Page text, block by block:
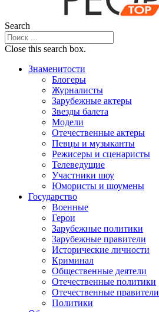
Search
Close this search box.
Знаменитости
Блогеры
Журналисты
Зарубежные актеры
Звезды балета
Модели
Отечественные актеры
Певцы и музыканты
Режисеры и сценаристы
Телеведущие
Участники шоу
Юмористы и шоумены
Государство
Военные
Герои
Зарубежные политики
Зарубежные правители
Исторические личности
Криминал
Общественные деятели
Отечественные политики
Отечественные правители
Политики